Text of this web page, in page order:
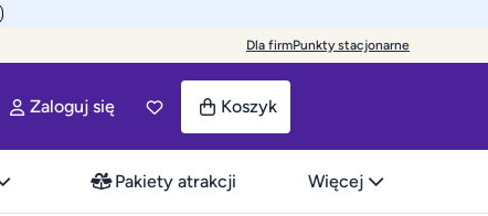
Dla firmPunkty stacjonarne
Zaloguj się Koszyk
Pakiety atrakcji Więcej